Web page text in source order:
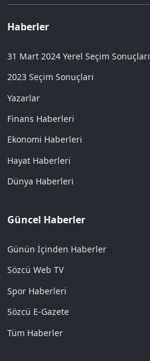
Haberler
31 Mart 2024 Yerel Seçim Sonuçları
2023 Seçim Sonuçları
Yazarlar
Finans Haberleri
Ekonomi Haberleri
Hayat Haberleri
Dünya Haberleri
Güncel Haberler
Günün İçinden Haberler
Sözcü Web TV
Spor Haberleri
Sözcü E-Gazete
Tüm Haberler